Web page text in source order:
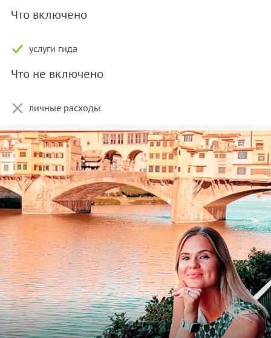
Что включено
услуги гида
Что не включено
личные расходы